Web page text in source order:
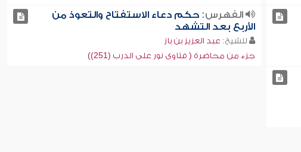
الفهرس: حكم دعاء الاستفتاح والتعوذ من
الأربع بعد التشهد
للشيخ: عبد العزيز بن باز
جزء من محاضرة ( فتاوى نور على الدرب (251))